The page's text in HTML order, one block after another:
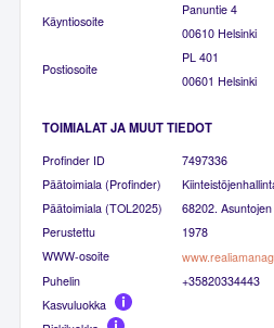
Käyntiosoite
Panuntie 4
00610 Helsinki
Postiosoite
PL 401
00601 Helsinki
TOIMIALAT JA MUUT TIEDOT
Profinder ID
7497336
Päätoimiala (Profinder)
Päätoimiala (TOL2025)
68202.
Perustettu
1978
WWW-osoite
Puhelin
+35820334443
Kasvuluokka